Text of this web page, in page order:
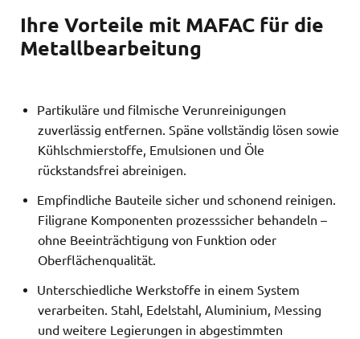
Ihre Vorteile mit MAFAC für die
Metallbearbeitung
Partikuläre und filmische Verunreinigungen
zuverlässig entfernen. Späne vollständig lösen sowie
Kühlschmierstoffe, Emulsionen und Öle
rückstandsfrei abreinigen.
Empfindliche Bauteile sicher und schonend reinigen.
Filigrane Komponenten prozesssicher behandeln –
ohne Beeinträchtigung von Funktion oder
Oberflächenqualität.
Unterschiedliche Werkstoffe in einem System
verarbeiten. Stahl, Edelstahl, Aluminium, Messing
und weitere Legierungen in abgestimmten